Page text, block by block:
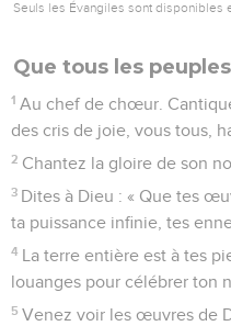
Seuls les Évangiles sont disponibles
Que tous les
1 Au chef de chœur.
des cris de joie, vous tous,
2 Chantez la gloire de son
3 Dites à Dieu : « Que tes
ta puissance infinie, tes
4 La terre entière est à tes
louanges pour célébrer ton
5 Venez voir les œuvres de